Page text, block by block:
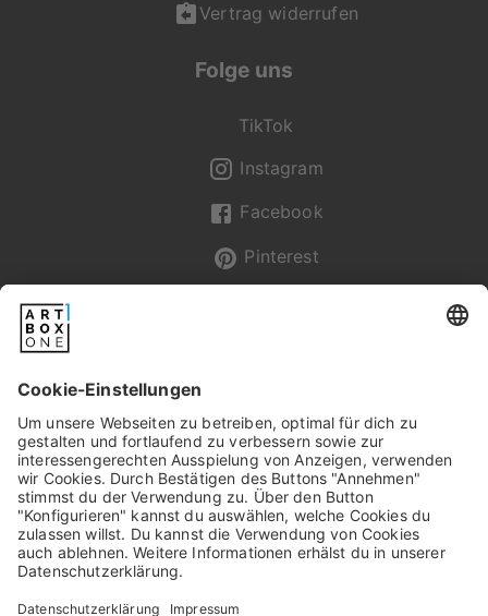
Vertrag widerrufen
Folge uns
TikTok
Instagram
Facebook
Pinterest
Pixum
Widerrufsbelehrung
Datenschutz
AGB/Kundeninfos